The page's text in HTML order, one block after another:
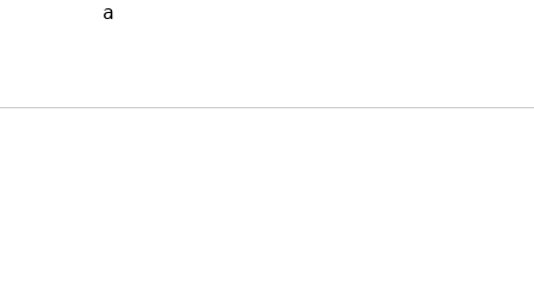
a